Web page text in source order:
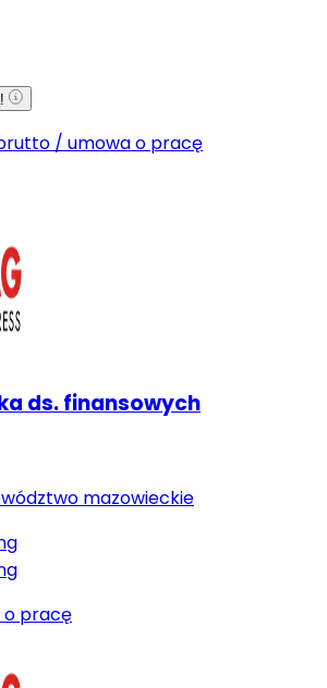
/ umowa o pracę
ds. finansowych
mazowieckie
o pracę